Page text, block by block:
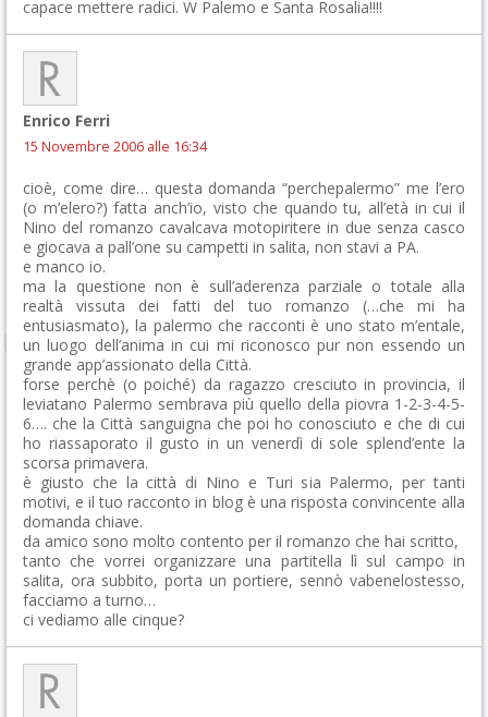
capace mettere radici. W Palemo e Santa Rosalia!!!!
Enrico Ferri
15 Novembre 2006 alle 16:34
cioè, come dire… questa domanda “perchepalermo” me l’ero
(o m’elero?) fatta anch’io, visto che quando tu, all’età in cui il
Nino del romanzo cavalcava motopiritere in due senza casco
e giocava a pall’one su campetti in salita, non stavi a PA.
e manco io.
ma la questione non è sull’aderenza parziale o totale alla
realtà vissuta dei fatti del tuo romanzo (…che mi ha
entusiasmato), la palermo che racconti è uno stato m’entale,
un luogo dell’anima in cui mi riconosco pur non essendo un
grande app’assionato della Città.
forse perchè (o poiché) da ragazzo cresciuto in provincia, il
leviatano Palermo sembrava più quello della piovra 1-2-3-4-5-
6…. che la Città sanguigna che poi ho conosciuto e che di cui
ho riassaporato il gusto in un venerdì di sole splend’ente la
scorsa primavera.
è giusto che la città di Nino e Turi sia Palermo, per tanti
motivi, e il tuo racconto in blog è una risposta convincente alla
domanda chiave.
da amico sono molto contento per il romanzo che hai scritto,
tanto che vorrei organizzare una partitella lì sul campo in
salita, ora subbito, porta un portiere, sennò vabenelostesso,
facciamo a turno…
ci vediamo alle cinque?